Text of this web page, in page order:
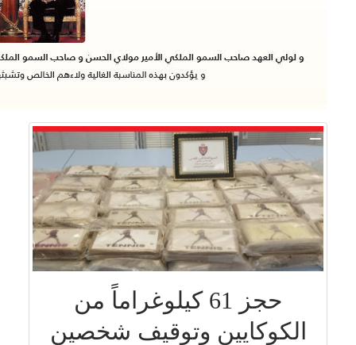
حجز 61 كيلوغراماً من
الكوكايين وتوقيف شخصين